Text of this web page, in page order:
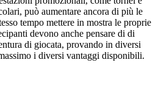
può aumentare ancora di più le
tempo mettere in mostra le proprie
devono anche pensare di di
di giocata, provando in diversi
i diversi vantaggi disponibili.